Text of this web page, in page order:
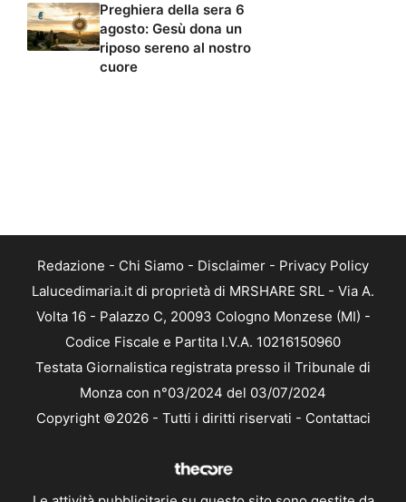
Preghiera della sera 6
agosto: Gesù dona un
riposo sereno al nostro
cuore
Redazione - Chi Siamo - Disclaimer - Privacy Policy
Lalucedimaria.it di proprietà di MRSHARE SRL - Via A.
Volta 16 - Palazzo C, 20093 Cologno Monzese (MI) -
Codice Fiscale e Partita I.V.A. 10216150960
Testata Giornalistica registrata presso il Tribunale di
Monza con n°03/2024 del 03/07/2024
Copyright ©2026 - Tutti i diritti riservati - Contattaci